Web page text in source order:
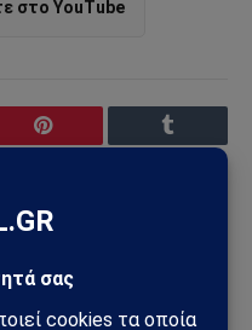
στο YouTube
Pinterest Tumblr
πύλη ενημέρωσης